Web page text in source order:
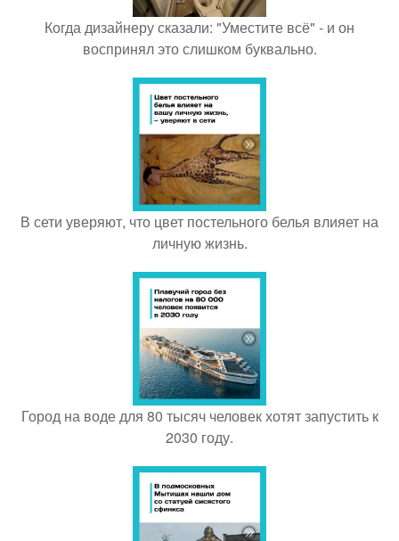
Когда дизайнеру сказали: "Уместите всё" - и он
воспринял это слишком буквально.
В сети уверяют, что цвет постельного белья влияет на
личную жизнь.
Город на воде для 80 тысяч человек хотят запустить к
2030 году.